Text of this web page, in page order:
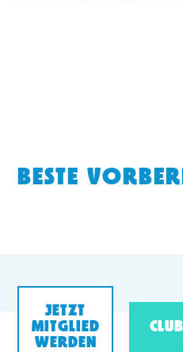
BESTE
JETZT
MITGLIED
WERDEN